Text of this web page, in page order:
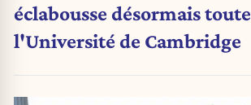
éclabousse désormais toute
l'Université de Cambridge